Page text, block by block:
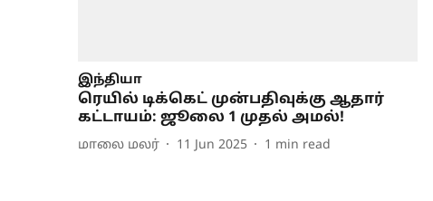
இந்தியா
ரெயில் டிக்கெட் முன்பதிவுக்கு ஆதார்
கட்டாயம்: ஜூலை 1 முதல் அமல்!
மாலை மலர் 11 Jun 2025 1 min read